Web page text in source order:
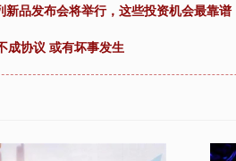
品发布会将举行，这些投资机会最靠谱
成协议 或有坏事发生